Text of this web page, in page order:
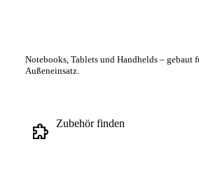
Notebooks, Tablets und Handhelds – gebaut
Außeneinsatz.
Zubehör finden